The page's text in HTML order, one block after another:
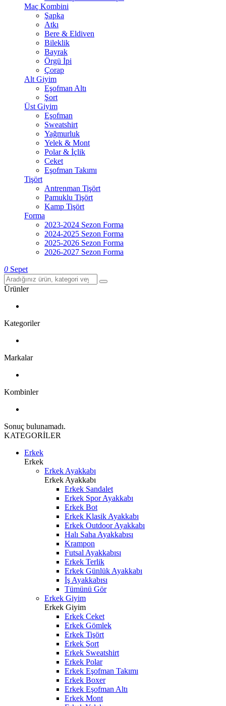
Maç Kombini
Şapka
Atkı
Bere & Eldiven
Bileklik
Bayrak
Örgü İpi
Çorap
Alt Giyim
Eşofman Altı
Şort
Üst Giyim
Eşofman
Sweatshirt
Yağmurluk
Yelek & Mont
Polar & İçlik
Ceket
Eşofman Takımı
Tişört
Antrenman Tişört
Pamuklu Tişört
Kamp Tişört
Forma
2023-2024 Sezon Forma
2024-2025 Sezon Forma
2025-2026 Sezon Forma
2026-2027 Sezon Forma
0 Sepet
Ürünler
Kategoriler
Markalar
Kombinler
Sonuç bulunamadı.
KATEGORİLER
Erkek
Erkek
Erkek Ayakkabı
Erkek Ayakkabı
Erkek Sandalet
Erkek Spor Ayakkabı
Erkek Bot
Erkek Klasik Ayakkabı
Erkek Outdoor Ayakkabı
Halı Saha Ayakkabısı
Krampon
Futsal Ayakkabısı
Erkek Terlik
Erkek Günlük Ayakkabı
İş Ayakkabısı
Tümünü Gör
Erkek Giyim
Erkek Giyim
Erkek Ceket
Erkek Gömlek
Erkek Tişört
Erkek Şort
Erkek Sweatshirt
Erkek Polar
Erkek Eşofman Takımı
Erkek Boxer
Erkek Eşofman Altı
Erkek Mont